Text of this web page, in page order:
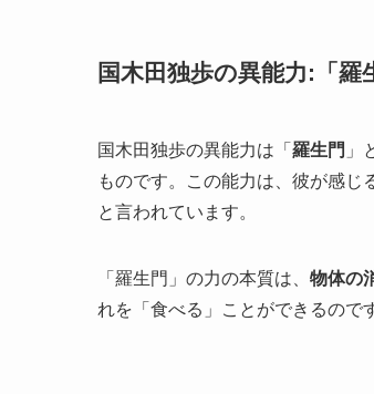
国木田独歩の異能力:「羅
国木田独歩の異能力は「 羅生門 」
ものです。この能力は、彼が感じ
と言われています。
「羅生門」の力の本質は、 物体の
れを「食べる」ことができるので